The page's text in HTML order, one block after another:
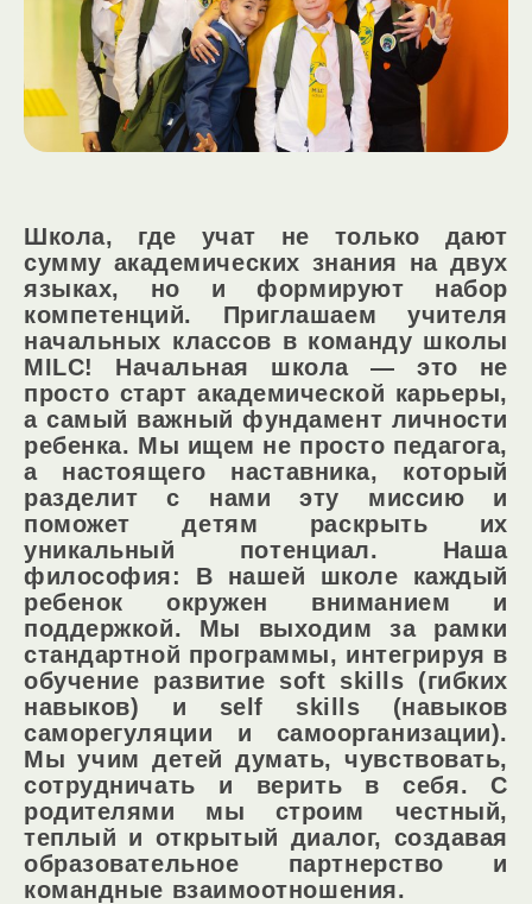
Школа, где учат не только дают
сумму академических знания на двух
языках, но и формируют набор
компетенций. Приглашаем учителя
начальных классов в команду школы
MILC! Начальная школа — это не
просто старт академической карьеры,
а самый важный фундамент личности
ребенка. Мы ищем не просто педагога,
а настоящего наставника, который
разделит с нами эту миссию и
поможет детям раскрыть их
уникальный потенциал. Наша
философия: В нашей школе каждый
ребенок окружен вниманием и
поддержкой. Мы выходим за рамки
стандартной программы, интегрируя в
обучение развитие soft skills (гибких
навыков) и self skills (навыков
саморегуляции и самоорганизации).
Мы учим детей думать, чувствовать,
сотрудничать и верить в себя. С
родителями мы строим честный,
теплый и открытый диалог, создавая
образовательное партнерство и
командные взаимоотношения.